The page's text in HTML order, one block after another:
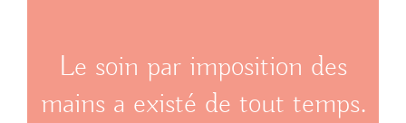
Le soin par imposition des
mains a existé de tout temps.